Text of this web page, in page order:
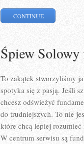
CONTINUE
Śpiew Solowy
To zakątek stworzyliśmy
spotyka się z pasją. Jeśli
chcesz odświeżyć
do trudniejszych. To nie
które chcą lepiej
W centrum serwisu są